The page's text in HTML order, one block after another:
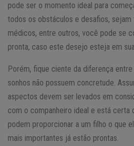
pode ser o momento ideal para
todos os obstáculos e desafios, sejam
médicos, entre outros, você pode se
pronta, caso este desejo esteja em
Porém, fique ciente da diferença
sonhos não possuem concretude.
aspectos devem ser levados em
com o companheiro ideal e está certa
podem proporcionar a um filho o que
mais importantes já estão prontas.